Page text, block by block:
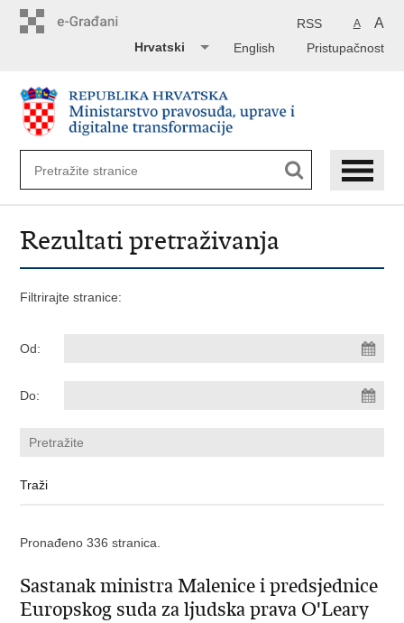
A A
RSS
Pristupačnost
English
Hrvatski
Rezultati pretraživanja
Filtrirajte stranice:
Od:
Do:
Pronađeno 336 stranica.
Sastanak ministra Malenice i predsjednice
Europskog suda za ljudska prava O'Leary